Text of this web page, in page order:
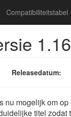
Compatibiliteitstabel
Releasedatum:
nu mogelijk om
titel zodat